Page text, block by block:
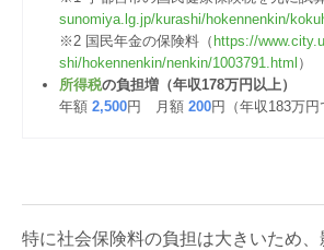
sunomiya.lg.jp/kurashi/hokennenkin/
※2 国民年金の保険料（ https://
shi/hokennenkin/nenkin/1003791.html ）
所得税の負担増（年収178万円以上）
年額 2,500円 月額 200円（年収183万円
特に社会保険料の負担は大きいため